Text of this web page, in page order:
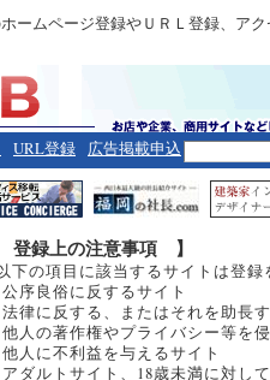
ームページ登録やＵＲＬ登録、ア
URL登録 広告掲載申込
登録上の注意事項 】
下の項目に該当するサイトは登録
序良俗に反するサイト
律に反する、またはそれを助長
人の著作権やプライバシー等を
人に不利益を与えるサイト
ダルトサイト、18歳未満に対し